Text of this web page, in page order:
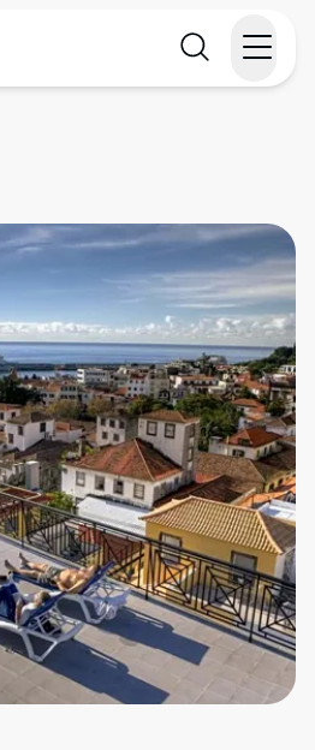
Min reise